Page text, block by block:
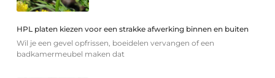
HPL platen kiezen voor een strakke afwerking binnen en buiten
Wil je een gevel opfrissen, boeidelen vervangen of een
badkamermeubel maken dat